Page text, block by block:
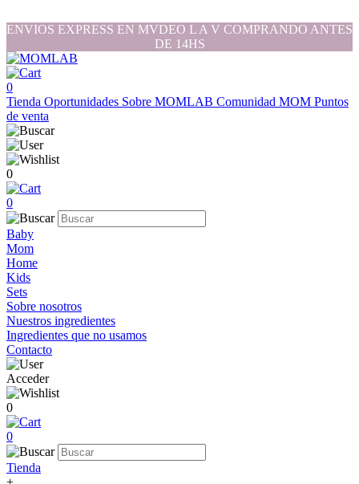
ENVIOS EXPRESS EN MVDEO L A V COMPRANDO ANTES
DE 14HS
0
Tienda Oportunidades Sobre MOMLAB Comunidad MOM Puntos
de venta
0
0
Baby
Mom
Home
Kids
Sets
Sobre nosotros
Nuestros ingredientes
Ingredientes que no usamos
Contacto
Acceder
0
0
Tienda